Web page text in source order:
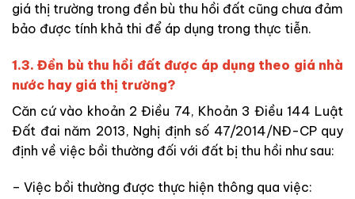
giá thị trường trong đền bù thu hồi đất cũng chưa đảm
bảo được tính khả thi để áp dụng trong thực tiễn.
1.3. Đền bù thu hồi đất được áp dụng theo giá nhà
nước hay giá thị trường?
Căn cứ vào khoản 2 Điều 74, Khoản 3 Điều 144 Luật
Đất đai năm 2013, Nghị định số 47/2014/NĐ-CP quy
định về việc bồi thường đối với đất bị thu hồi như sau:
– Việc bồi thường được thực hiện thông qua việc: